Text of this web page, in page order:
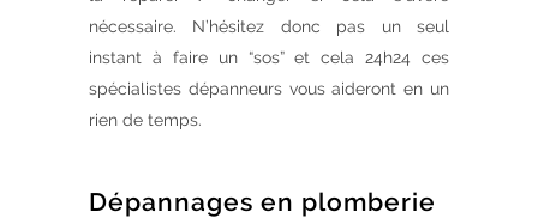
nécessaire. N’hésitez donc pas un seul
instant à faire un “sos” et cela 24h24 ces
spécialistes dépanneurs vous aideront en un
rien de temps.
Dépannages en plomberie